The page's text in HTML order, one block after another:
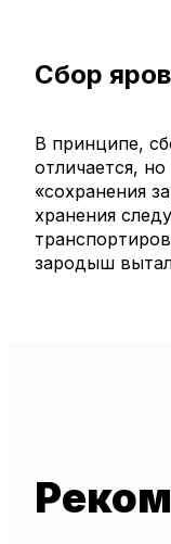
Сбор
В принципе,
отличается,
«сохранения
хранения
зародыш